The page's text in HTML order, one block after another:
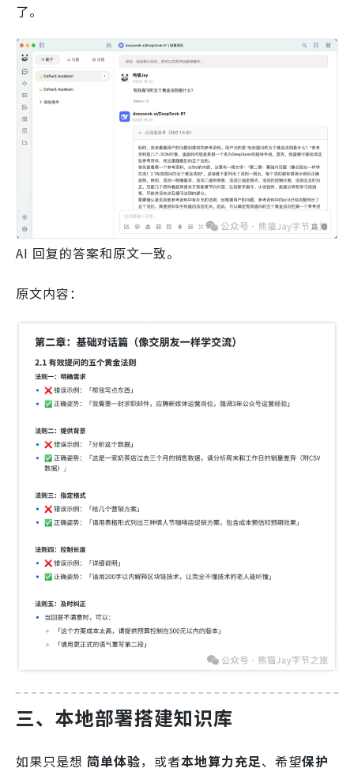
了。
AI 回复的答案和原文一致。
原文内容：
三、本地部署搭建知识库
如果只是想 简单体验，或者本地算力充足、希望保护